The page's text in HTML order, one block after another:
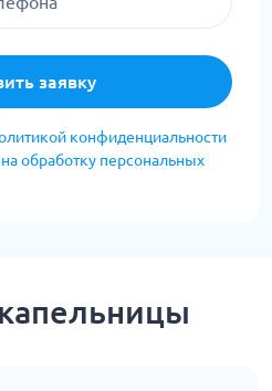
заявку
конфиденциальности
на обработку персональных